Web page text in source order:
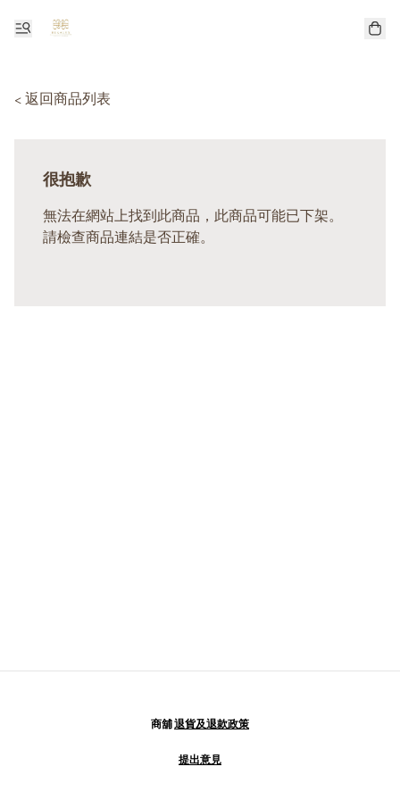
< 返回商品列表
很抱歉
無法在網站上找到此商品，此商品可能已下架。
請檢查商品連結是否正確。
商舖退貨及退款政策
提出意見